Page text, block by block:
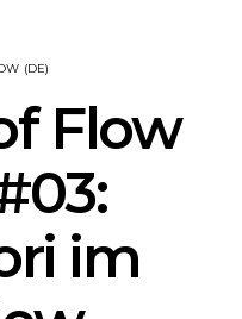
(DE)
Flow
im